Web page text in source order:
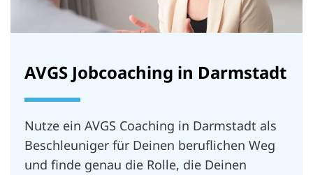
AVGS Jobcoaching in Darmstadt
Nutze ein AVGS Coaching in Darmstadt als
Beschleuniger für Deinen beruflichen Weg
und finde genau die Rolle, die Deinen